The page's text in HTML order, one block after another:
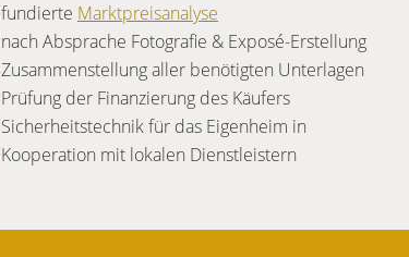
fundierte Marktpreisanalyse
nach Absprache Fotografie & Exposé-Erstellung
Zusammenstellung aller benötigten Unterlagen
Prüfung der Finanzierung des Käufers
Sicherheitstechnik für das Eigenheim in
Kooperation mit lokalen Dienstleistern